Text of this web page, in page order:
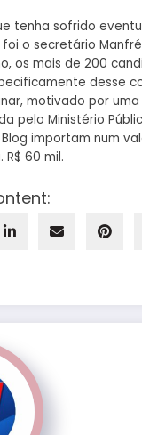
tenha sofrido
o secretário
os mais de 200
desse
motivado por
pelo Ministério
importam num
60 mil.